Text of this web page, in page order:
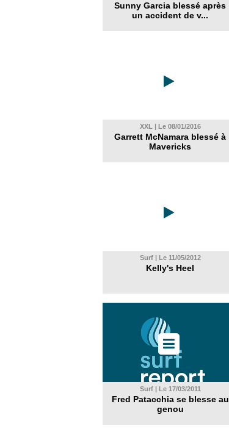
Sunny Garcia blessé après
un accident de v...
XXL | Le 08/01/2016
Garrett McNamara blessé à
Mavericks
Surf | Le 11/05/2012
Kelly's Heel
Surf | Le 17/03/2011
Fred Patacchia se blesse au
genou